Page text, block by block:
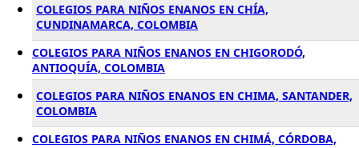
COLEGIOS PARA NIÑOS ENANOS EN CHÍA,
CUNDINAMARCA, COLOMBIA
COLEGIOS PARA NIÑOS ENANOS EN CHIGORODÓ,
ANTIOQUÍA, COLOMBIA
COLEGIOS PARA NIÑOS ENANOS EN CHIMA, SANTANDER,
COLOMBIA
COLEGIOS PARA NIÑOS ENANOS EN CHIMÁ, CÓRDOBA,